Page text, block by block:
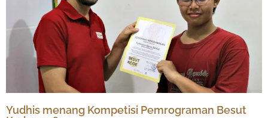
Yudhis menang Kompetisi Pemrograman Besut